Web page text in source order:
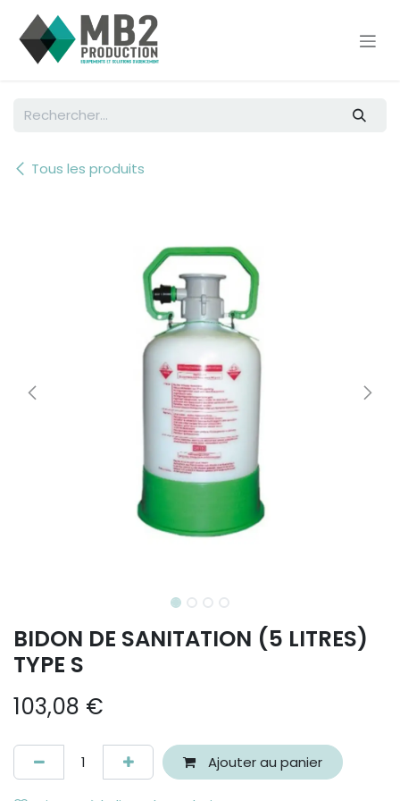
Tous les produits
BIDON DE SANITATION (5 LITRES)
TYPE S
103,08 €
Ajouter au panier